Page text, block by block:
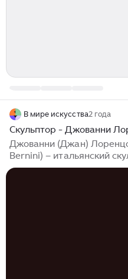
В мире искусства2 года
Скульптор - Джованни
Джованни (Джан)
Bernini) – итальянский
(barocco), художник,